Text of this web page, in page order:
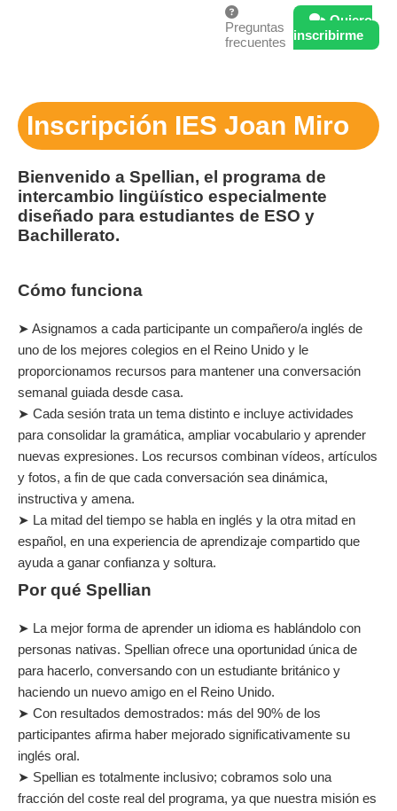
Preguntas
frecuentes
Quiero
inscribirme
Inscripción IES Joan Miro
Bienvenido a Spellian, el programa de
intercambio lingüístico especialmente
diseñado para estudiantes de ESO y
Bachillerato.
Cómo funciona
➤ Asignamos a cada participante un compañero/a inglés de
uno de los mejores colegios en el Reino Unido y le
proporcionamos recursos para mantener una conversación
semanal guiada desde casa.
➤ Cada sesión trata un tema distinto e incluye actividades
para consolidar la gramática, ampliar vocabulario y aprender
nuevas expresiones. Los recursos combinan vídeos, artículos
y fotos, a fin de que cada conversación sea dinámica,
instructiva y amena.
➤ La mitad del tiempo se habla en inglés y la otra mitad en
español, en una experiencia de aprendizaje compartido que
ayuda a ganar confianza y soltura.
Por qué Spellian
➤ La mejor forma de aprender un idioma es hablándolo con
personas nativas. Spellian ofrece una oportunidad única de
para hacerlo, conversando con un estudiante británico y
haciendo un nuevo amigo en el Reino Unido.
➤ Con resultados demostrados: más del 90% de los
participantes afirma haber mejorado significativamente su
inglés oral.
➤ Spellian es totalmente inclusivo; cobramos solo una
fracción del coste real del programa, ya que nuestra misión es